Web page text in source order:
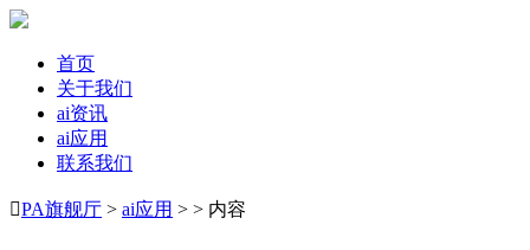
首页
关于我们
ai资讯
ai应用
联系我们
PA旗舰厅 > ai应用 > > 内容